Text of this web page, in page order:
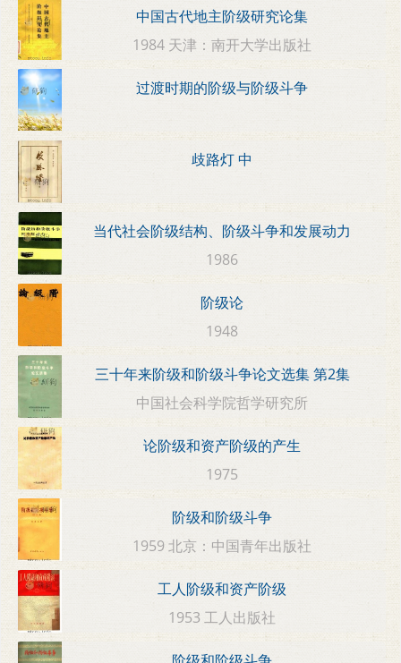
中国古代地主阶级研究论集
1984 天津：南开大学出版社
过渡时期的阶级与阶级斗争
歧路灯 中
当代社会阶级结构、阶级斗争和发展动力
1986
阶级论
1948
三十年来阶级和阶级斗争论文选集 第2集
中国社会科学院哲学研究所
论阶级和资产阶级的产生
1975
阶级和阶级斗争
1959 北京：中国青年出版社
工人阶级和资产阶级
1953 工人出版社